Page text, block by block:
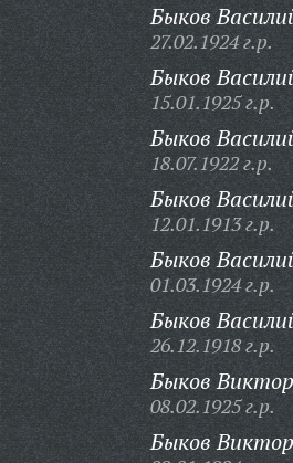
Быков
27.02.1924 г.р.
Быков
15.01.1925 г.р.
Быков
18.07.1922 г.р.
Быков
12.01.1913 г.р.
Быков
01.03.1924 г.р.
Быков
26.12.1918 г.р.
Быков
08.02.1925 г.р.
Быков